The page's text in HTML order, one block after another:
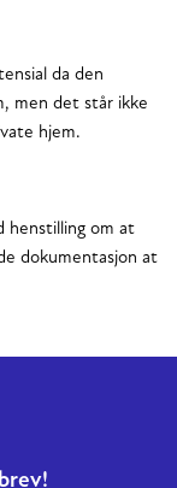
da den
men det står ikke
hjem.
henstilling om at
dokumentasjon at